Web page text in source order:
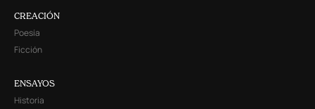
CREACIÓN
Poesía
Ficción
ENSAYOS
Historia